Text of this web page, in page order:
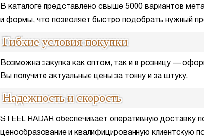
В каталоге представлено свыше 5000 вариантов
и формы, что позволяет быстро подобрать нужный
Гибкие условия покупки
Возможна закупка как оптом, так и в розницу —
Вы получите актуальные цены за тонну и за штуку.
Надежность и скорость
STEEL RADAR обеспечивает оперативную доставку
ценообразование и квалифицированную клиентскую